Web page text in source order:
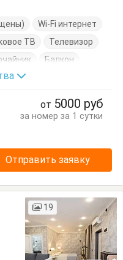
Wi-Fi интернет
ТВ
Телевизор
Балкон
столик
Тумбочки Шкаф
от 5000 руб
за номер за 1 сутки
Отправить заявку
19